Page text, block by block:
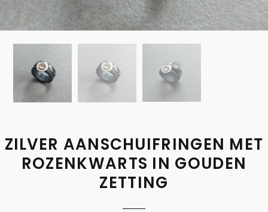
ZILVER AANSCHUIFRINGEN MET
ROZENKWARTS IN GOUDEN
ZETTING